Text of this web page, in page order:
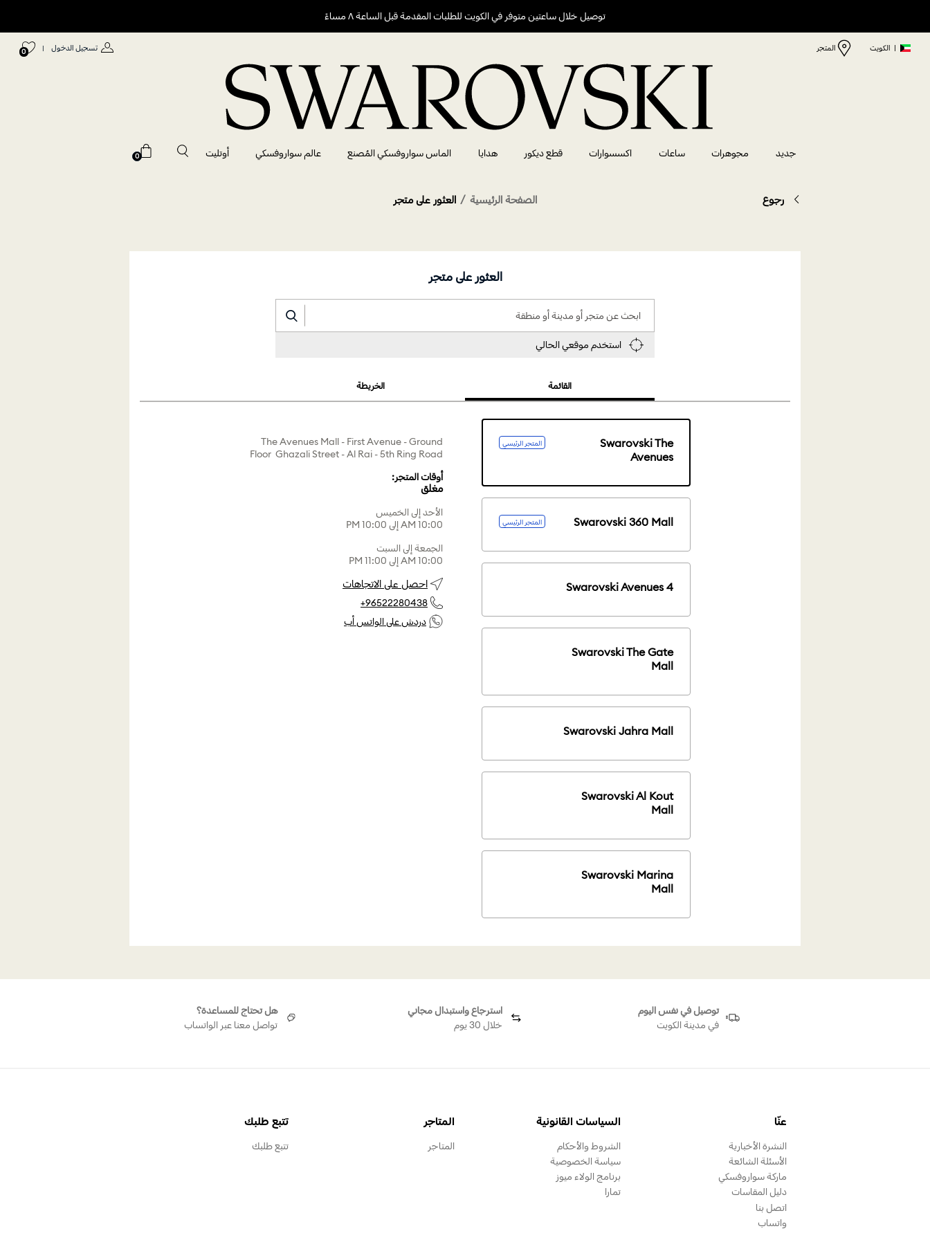
توصيل خلال ساعتين متوفر في الكويت للطلبات المقدمة قبل الساعة ٨ مساءً
| الكويت المتجر تسجيل الدخول |
0
جديد مجوهرات ساعات اكسسوارات قطع ديكور هدايا الماس سواروفسكي المُصنع عالم سواروفسكي أوتليت 0
رجوع الصفحة الرئيسية العثور على متجر
العثور على متجر
ابحث عن متجر أو مدينة أو منطقة
القائمة الخريطة
Swarovski The
Avenues
المتجر الرئيسي
Swarovski 360 Mall المتجر الرئيسي
Swarovski Avenues 4
Swarovski The Gate
Mall
Swarovski Jahra Mall
Swarovski Al Kout
Mall
Swarovski Marina
Mall
The Avenues Mall - First Avenue - Ground
Floor Ghazali Street - Al Rai - 5th Ring Road
أوقات المتجر:
مغلق
الأحد إلى الخميس
10:00 AM إلى 10:00 PM
الجمعة إلى السبت
10:00 AM إلى 11:00 PM
احصل على الاتجاهات
+96522280438
دردش على الواتس أب
توصيل في نفس اليوم
في مدينة الكويت
استرجاع واستبدال مجاني
خلال 30 يوم
هل تحتاج للمساعدة؟
تواصل معنا عبر الواتساب
عنّا
النشرة الأخبارية
الأسئلة الشائعة
ماركة سواروفسكي
دليل المقاسات
اتصل بنا
واتساب
السياسات القانونية
الشروط والأحكام
سياسة الخصوصية
برنامج الولاء ميوز
تمارا
المتاجر
المتاجر
تتبع طلبك
تتبع طلبك